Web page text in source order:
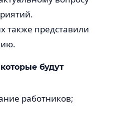
также представили
будут
работников;